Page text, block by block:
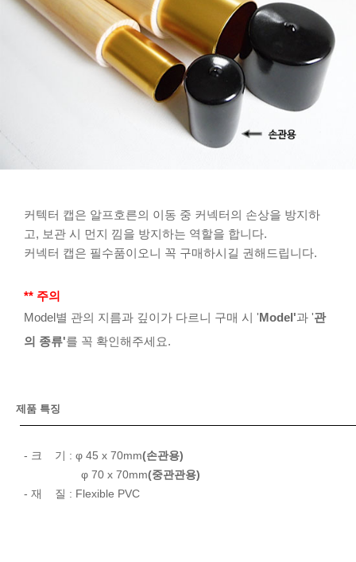
커텍터 캡은 알프호른의 이동 중 커넥터의 손상을 방지하
고, 보관 시 먼지 낌을 방지하는 역할을 합니다.
커넥터 캡은 필수품이오니 꼭 구매하시길 권해드립니다.
** 주의
Model별 관의 지름과 깊이가 다르니 구매 시 'Model'과 '관
의 종류'를 꼭 확인해주세요.
제품 특징
- 크 기 : φ 45 x 70mm(손관용)
φ 70 x 70mm(중관관용)
- 재 질 : Flexible PVC